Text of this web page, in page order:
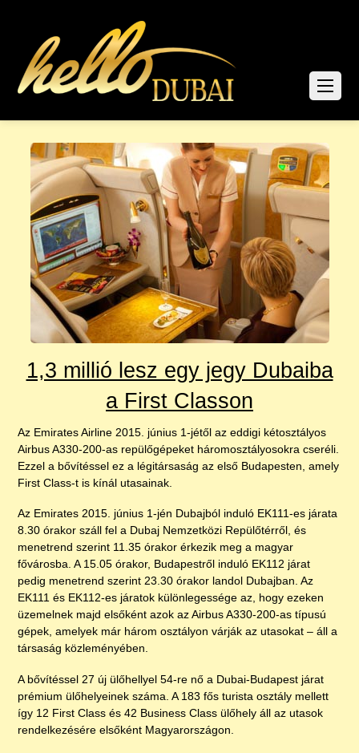
1,3 millió lesz egy jegy Dubaiba
a First Classon
Az Emirates Airline 2015. június 1-jétől az eddigi kétosztályos
Airbus A330-200-as repülőgépeket háromosztályosokra cseréli.
Ezzel a bővítéssel ez a légitársaság az első Budapesten, amely
First Class-t is kínál utasainak.
Az Emirates 2015. június 1-jén Dubajból induló EK111-es járata
8.30 órakor száll fel a Dubaj Nemzetközi Repülőtérről, és
menetrend szerint 11.35 órakor érkezik meg a magyar
fővárosba. A 15.05 órakor, Budapestről induló EK112 járat
pedig menetrend szerint 23.30 órakor landol Dubajban. Az
EK111 és EK112-es járatok különlegessége az, hogy ezeken
üzemelnek majd elsőként azok az Airbus A330-200-as típusú
gépek, amelyek már három osztályon várják az utasokat – áll a
társaság közleményében.
A bővítéssel 27 új ülőhellyel 54-re nő a Dubai-Budapest járat
prémium ülőhelyeinek száma. A 183 fős turista osztály mellett
így 12 First Class és 42 Business Class ülőhely áll az utasok
rendelkezésére elsőként Magyarországon.